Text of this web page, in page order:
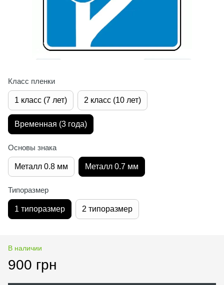
Класс пленки
1 класс (7 лет) 2 класс (10 лет)
Временная (3 года)
Основы знака
Металл 0.8 мм Металл 0.7 мм
Типоразмер
1 типоразмер 2 типоразмер
В наличии
900 грн